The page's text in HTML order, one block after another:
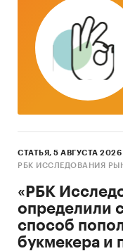
1. Базы данных
службы РФ, ФСГС
2. Материалы
Eurostat.
3. Печатные и
обзоры.
4. Ресурсы сети
5. Экспертные
6. Материалы
мирового
СТАТЬЯ, 5 АВГУСТА 2026
РБК ИССЛЕДОВАНИЯ
«РБК
определили
способ
букмекера и